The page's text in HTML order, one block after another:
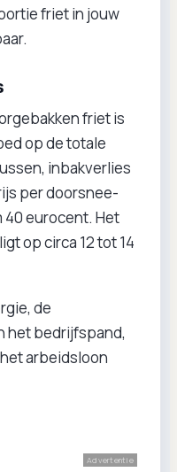
friet in jouw
friet is
op de totale
inbakverlies
per doorsnee-
40 eurocent. Het
op circa 12 tot 14
de
het bedrijfspand,
arbeidsloon
Advertentie